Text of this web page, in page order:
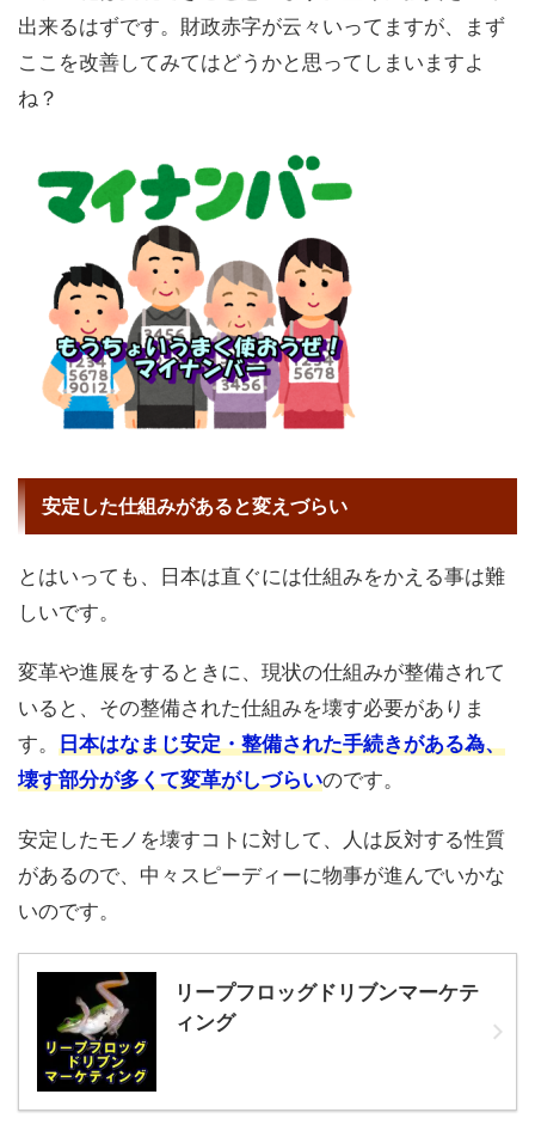
出来るはずです。財政赤字が云々いってますが、まず
ここを改善してみてはどうかと思ってしまいますよ
ね？
安定した仕組みがあると変えづらい
とはいっても、日本は直ぐには仕組みをかえる事は難
しいです。
変革や進展をするときに、現状の仕組みが整備されて
いると、その整備された仕組みを壊す必要がありま
す。 日本はなまじ安定・整備された手続きがある為、
壊す部分が多くて変革がしづらいのです。
安定したモノを壊すコトに対して、人は反対する性質
があるので、中々スピーディーに物事が進んでいかな
いのです。
リープフロッグドリブンマーケテ
ィング